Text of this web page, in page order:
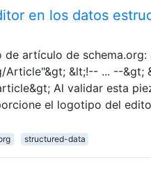
en los datos
artículo de
&lt;!-- ... --&gt;
Al validar esta
el logotipo del
structured-data